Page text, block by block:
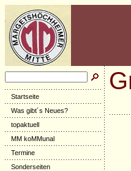
Startseite
Was gibt´s Neues?
topaktuell
MM koMMunal
Termine
Sonderseiten